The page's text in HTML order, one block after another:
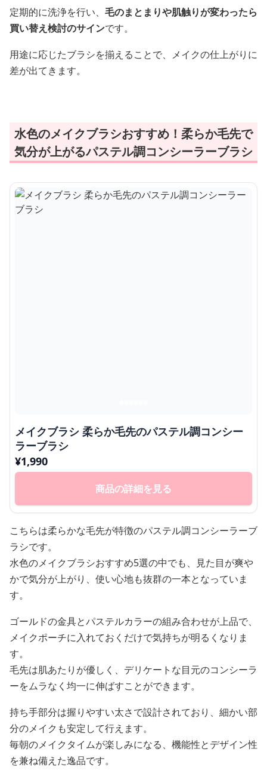
定期的に洗浄を行い、 毛のまとまりや肌触りが変わったら
買い替え検討のサインです。
用途に応じたブラシを揃えることで、メイクの仕上がりに
差が出てきます。
水色のメイクブラシおすすめ！柔らか毛先で
気分が上がるパステル調コンシーラーブラシ
メイクブラシ 柔らか毛先のパステル調コンシー
ラーブラシ
¥1,990
商品の詳細を見る
こちらは柔らかな毛先が特徴のパステル調コンシーラーブ
ラシです。
水色のメイクブラシおすすめ5選の中でも、見た目が爽や
かで気分が上がり、使い心地も抜群の一本となっていま
す。
ゴールドの金具とパステルカラーの組み合わせが上品で、
メイクポーチに入れておくだけで気持ちが明るくなりま
す。
毛先は肌あたりが優しく、デリケートな目元のコンシーラ
ーをムラなく均一に伸ばすことができます。
持ち手部分は握りやすい太さで設計されており、細かい部
分のメイクも安定して行えます。
毎朝のメイクタイムが楽しみになる、機能性とデザイン性
を兼ね備えた逸品です。